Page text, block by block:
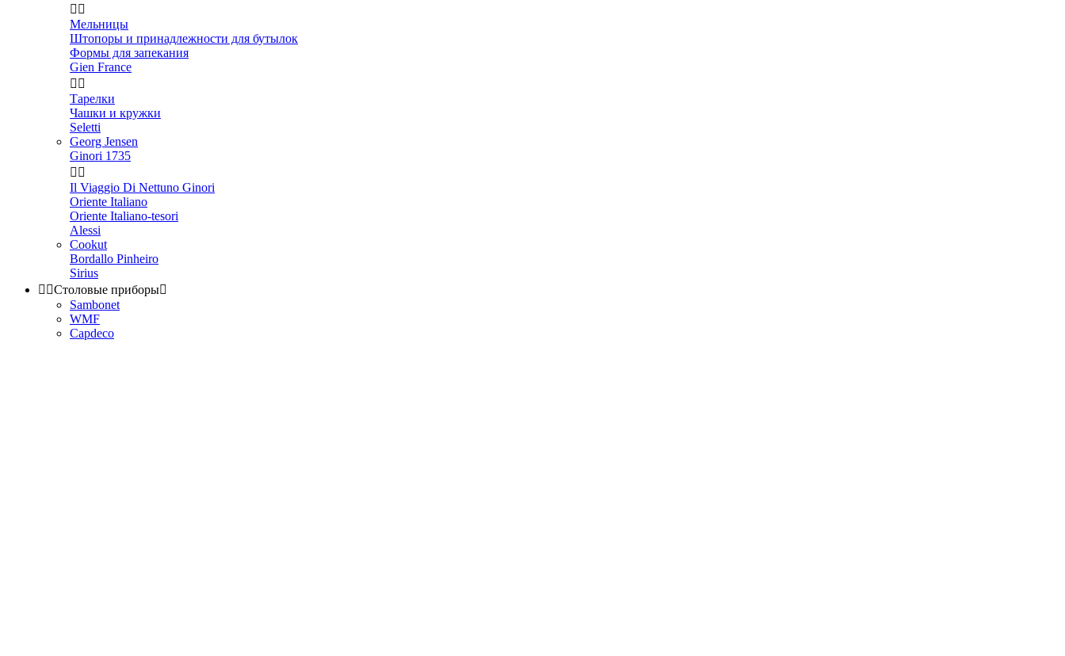
 
Мельницы
Штопоры и принадлежности для бутылок
Формы для запекания
Gien France
 
Тарелки
Чашки и кружки
Seletti
Georg Jensen
Ginori 1735
 
Il Viaggio Di Nettuno Ginori
Oriente Italiano
Oriente Italiano-tesori
Alessi
Cookut
Bordallo Pinheiro
Sirius
 Столовые приборы
Sambonet
WMF
Capdeco